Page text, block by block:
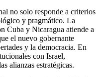
no solo responde a criterios
y pragmático. La
Cuba y Nicaragua atiende a
el nuevo gobernante
y la democracia. En
con Israel,
alianzas estratégicas.